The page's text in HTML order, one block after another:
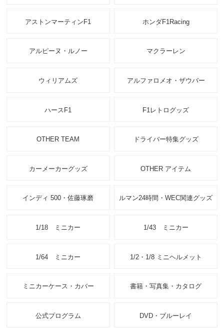
アストンマーティンF1 ホンダF1Racing
アルピーヌ・ルノー マクラーレン
ウィリアムズ アルファロメオ・ザウバー
ハースF1 F1レトログッズ
OTHER TEAM ドライバー特集グッズ
カーメーカーグッズ OTHER アイテム
インディ 500・佐藤琢磨 ルマン24時間・WEC関連グッズ
1/18 ミニカー 1/43 ミニカー
1/64 ミニカー 1/2・1/8 ミニヘルメット
ミニカーケース・カバー 書籍・写真集・カタログ
公式プログラム DVD・ブルーレイ